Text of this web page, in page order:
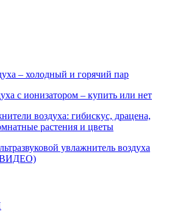
– холодный и горячий пар
с ионизатором – купить или нет
воздуха: гибискус, драцена,
растения и цветы
увлажнитель воздуха